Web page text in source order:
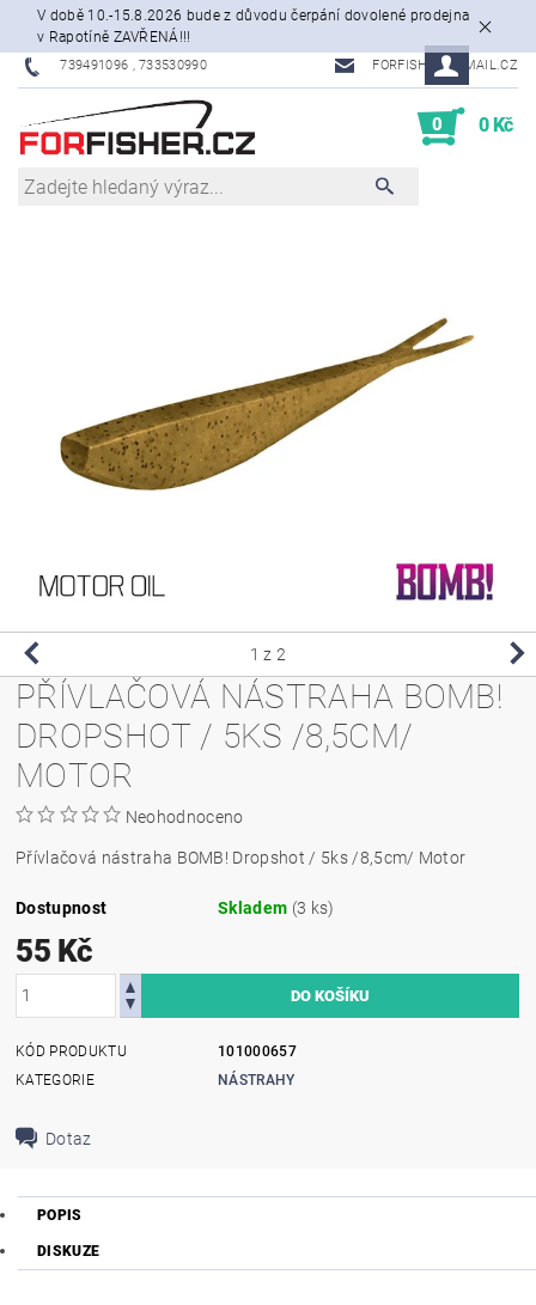
V době 10.-15.8.2026 bude z důvodu čerpání dovolené prodejna
v Rapotíně ZAVŘENÁ!!!
739491096 , 733530990 FORFISHER@EMAIL.CZ
0 0 Kč
1 z 2
PŘÍVLAČOVÁ NÁSTRAHA BOMB!
DROPSHOT / 5KS /8,5CM/
MOTOR
Neohodnoceno
Přívlačová nástraha BOMB! Dropshot / 5ks /8,5cm/ Motor
Dostupnost Skladem (3 ks)
55 Kč
KÓD PRODUKTU
101000657
KATEGORIE
NÁSTRAHY
Dotaz
POPIS
DISKUZE